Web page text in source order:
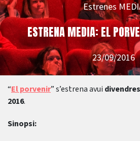
Estrenes
ESTRENA MEDIA: EL
23/09/2016
“El porvenir” s’estrena avui
2016.
Sinopsi: